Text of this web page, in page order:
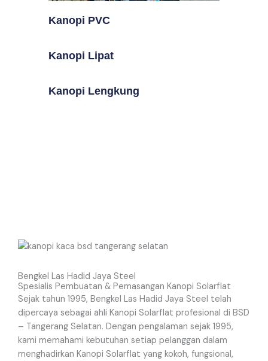
Kanopi PVC
Kanopi Lipat
Kanopi Lengkung
Bengkel Las Hadid Jaya Steel
Spesialis Pembuatan & Pemasangan Kanopi Solarflat
Sejak tahun 1995, Bengkel Las Hadid Jaya Steel telah
dipercaya sebagai ahli Kanopi Solarflat profesional di BSD
– Tangerang Selatan. Dengan pengalaman sejak 1995,
kami memahami kebutuhan setiap pelanggan dalam
menghadirkan Kanopi Solarflat yang kokoh, fungsional,